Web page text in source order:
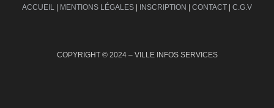
ACCUEIL | MENTIONS LÉGALES | INSCRIPTION | CONTACT | C.G.V
COPYRIGHT © 2024 – VILLE INFOS SERVICES